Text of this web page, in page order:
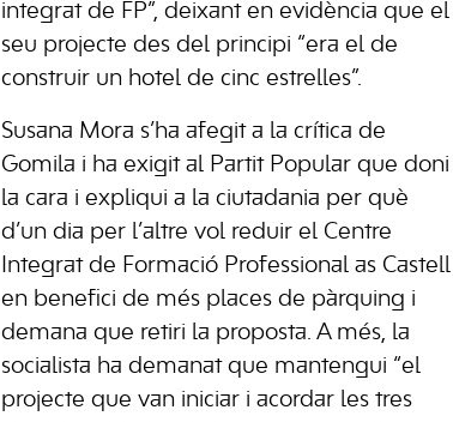
integrat de FP”, deixant en evidència que el
seu projecte des del principi “era el de
construir un hotel de cinc estrelles”.
Susana Mora s’ha afegit a la crítica de
Gomila i ha exigit al Partit Popular que doni
la cara i expliqui a la ciutadania per què
d’un dia per l’altre vol reduir el Centre
Integrat de Formació Professional as Castell
en benefici de més places de pàrquing i
demana que retiri la proposta. A més, la
socialista ha demanat que mantengui “el
projecte que van iniciar i acordar les tres